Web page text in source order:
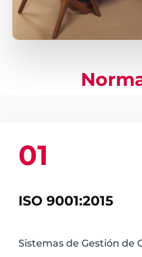
01
ISO 9001:2015
Sistemas de Gestión de